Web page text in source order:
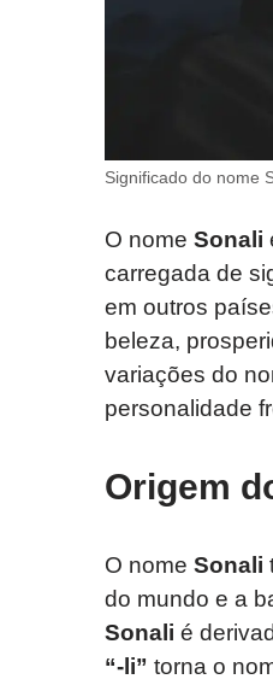
Significado do nome
O nome Sonali
carregada de
em outros
beleza,
variações do
personalidade
Origem
O nome Sonali
do mundo e a
Sonali é
“-li” torna o